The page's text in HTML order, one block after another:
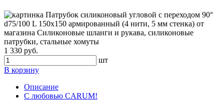
1 330 руб.
шт
В корзину
Описание
С любовью CARUM!